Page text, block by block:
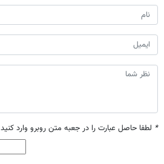
* لطفا حاصل عبارت را در جعبه متن روبرو وارد کنید